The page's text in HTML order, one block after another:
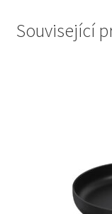
Související